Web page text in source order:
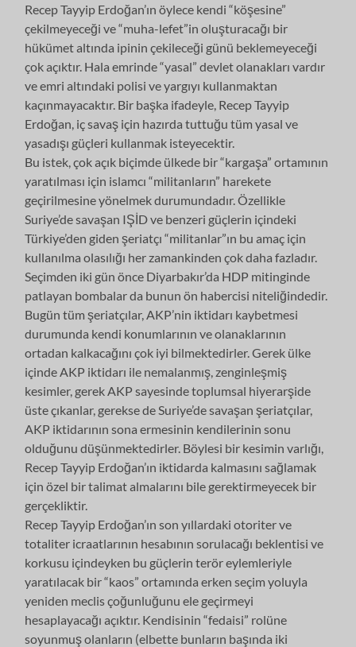
Recep Tayyip Erdoğan’ın öylece kendi “köşesine”
çekilmeyeceği ve “muha-lefet”in oluşturacağı bir
hükümet altında ipinin çekileceği günü beklemeyeceği
çok açıktır. Hala emrinde “yasal” devlet olanakları vardır
ve emri altındaki polisi ve yargıyı kullanmaktan
kaçınmayacaktır. Bir başka ifadeyle, Recep Tayyip
Erdoğan, iç savaş için hazırda tuttuğu tüm yasal ve
yasadışı güçleri kullanmak isteyecektir.
Bu istek, çok açık biçimde ülkede bir “kargaşa” ortamının
yaratılması için islamcı “militanların” harekete
geçirilmesine yönelmek durumundadır. Özellikle
Suriye’de savaşan IŞİD ve benzeri güçlerin içindeki
Türkiye’den giden şeriatçı “militanlar”ın bu amaç için
kullanılma olasılığı her zamankinden çok daha fazladır.
Seçimden iki gün önce Diyarbakır’da HDP mitinginde
patlayan bombalar da bunun ön habercisi niteliğindedir.
Bugün tüm şeriatçılar, AKP’nin iktidarı kaybetmesi
durumunda kendi konumlarının ve olanaklarının
ortadan kalkacağını çok iyi bilmektedirler. Gerek ülke
içinde AKP iktidarı ile nemalanmış, zenginleşmiş
kesimler, gerek AKP sayesinde toplumsal hiyerarşide
üste çıkanlar, gerekse de Suriye’de savaşan şeriatçılar,
AKP iktidarının sona ermesinin kendilerinin sonu
olduğunu düşünmektedirler. Böylesi bir kesimin varlığı,
Recep Tayyip Erdoğan’ın iktidarda kalmasını sağlamak
için özel bir talimat almalarını bile gerektirmeyecek bir
gerçekliktir.
Recep Tayyip Erdoğan’ın son yıllardaki otoriter ve
totaliter icraatlarının hesabının sorulacağı beklentisi ve
korkusu içindeyken bu güçlerin terör eylemleriyle
yaratılacak bir “kaos” ortamında erken seçim yoluyla
yeniden meclis çoğunluğunu ele geçirmeyi
hesaplayacağı açıktır. Kendisinin “fedaisi” rolüne
soyunmuş olanların (elbette bunların başında iki